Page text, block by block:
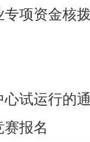
项资金核
心试运行的
赛报名